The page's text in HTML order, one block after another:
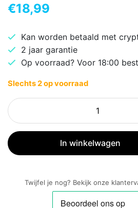
€18,99
Kan worden betaald met
2 jaar garantie
Op voorraad? Voor 18:00
Slechts 2 op voorraad
ACT
Laptopstandaard
|
Inklapbaar
In winkelwagen
Twijfel je nog? Bekijk onze